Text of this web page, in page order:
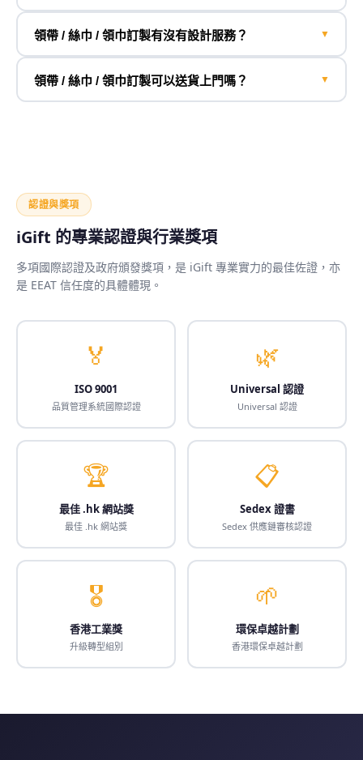
領帶 / 絲巾 / 領巾訂製有沒有設計服務？ ▼
領帶 / 絲巾 / 領巾訂製可以送貨上門嗎？ ▼
認證與獎項
iGift 的專業認證與行業獎項
多項國際認證及政府頒發獎項，是 iGift 專業實力的最佳佐證，亦
是 EEAT 信任度的具體體現。
🏅
ISO 9001
品質管理系統國際認證
🌿
Universal 認證
Universal 認證
🏆
最佳 .hk 網站獎
最佳 .hk 網站獎
📋
Sedex 證書
Sedex 供應鏈審核認證
🎖️
香港工業獎
升級轉型組別
🌱
環保卓越計劃
香港環保卓越計劃